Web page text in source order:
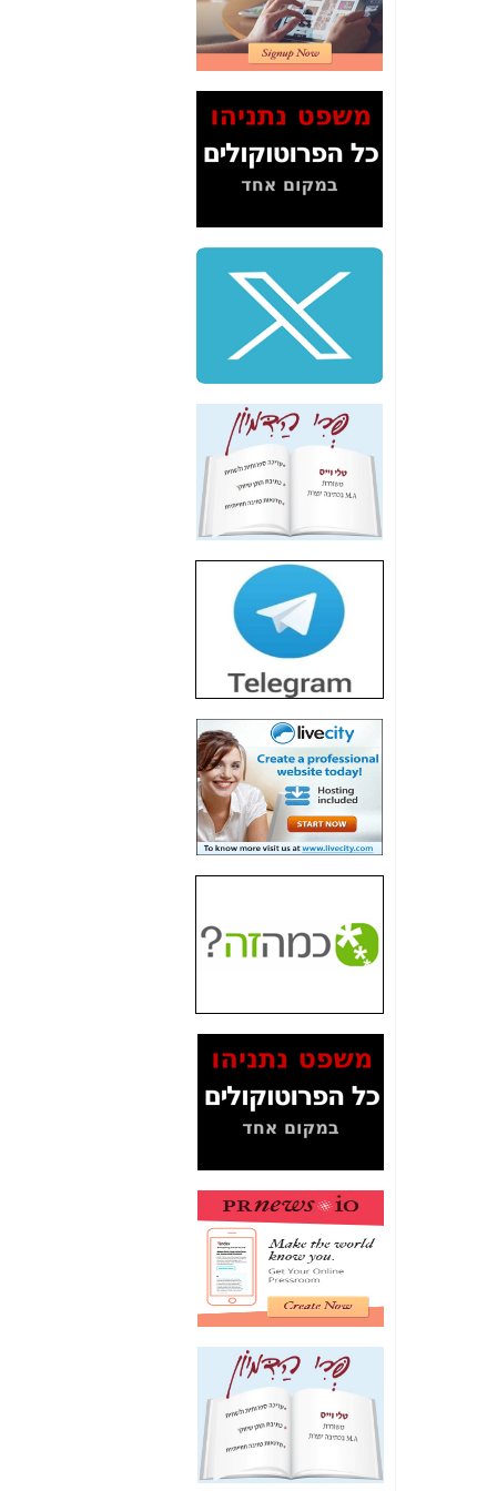
2" על תעלולי השר
משה כחלון -כאן
הסלולר" ואיך מסרסים
את הנתונים לציבור -
כאן
סיכום ביקור בסיליקון
שלמה פילבר (עד
לאחרונה מנכ"ל משרד
התקשורת) - עד
מדינה? הצחקתם
אותי! -
"יש אפליה בחקירה"?
חשיפה: למה השר
משה כחלון לא נחקר
עד היום? -
כאן
הדומה לזו של "תיק
4000" אך בתחום
הסלולר -
חשיפת מה שלא
רוצים שתדעו בעניין
פריסת אנלימיטד
(בניחוח בלתי נסבל) -
כאן
חשיפה: איוב קרא
אישר לקבוצת סלקום
בדיוק מה שביבי אישר
כאן
האם השר איוב קרא
היה צריך בכלל לחתום
על האישור, שנתן
האם ביבי וקרא קבלו
בכלל תמורה עבור
המסמכים בנושא בזק-
Yes (תיק 4000)
לאיש הלא נכון! -כאן
עובדות ומסמכים
תקשורת עזר לקב'
בזק? - כאן
מה מקור ה-Fake
News שהביא לתפירת
תיק לביבי והעלמת
החשודים הנכונים -כאן
אחת הרגליים של "תיק
4000 התפור"
התמוטטה היום
בניצחון (כפול) של בזק
כאן
איך כתבות מפנקות